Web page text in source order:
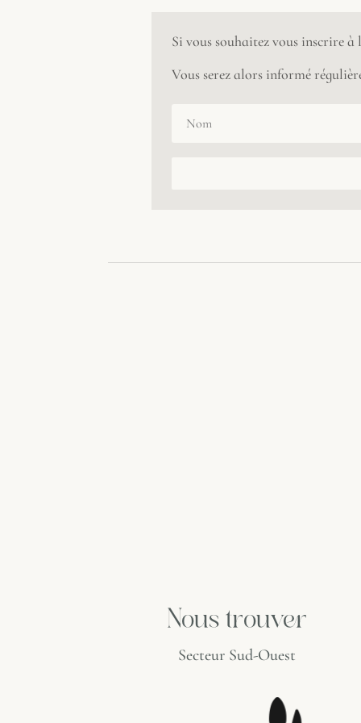
Si vous souhaitez vous inscrire à
Vous serez alors informé
Nous trouver
Secteur Sud-Ouest